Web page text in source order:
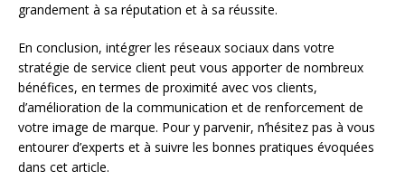
grandement à sa réputation et à sa réussite.
En conclusion, intégrer les réseaux sociaux dans votre
stratégie de service client peut vous apporter de nombreux
bénéfices, en termes de proximité avec vos clients,
d’amélioration de la communication et de renforcement de
votre image de marque. Pour y parvenir, n’hésitez pas à vous
entourer d’experts et à suivre les bonnes pratiques évoquées
dans cet article.